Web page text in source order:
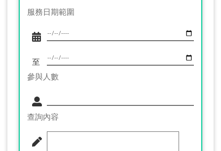
服務日期範圍
至
參與人數
查詢內容